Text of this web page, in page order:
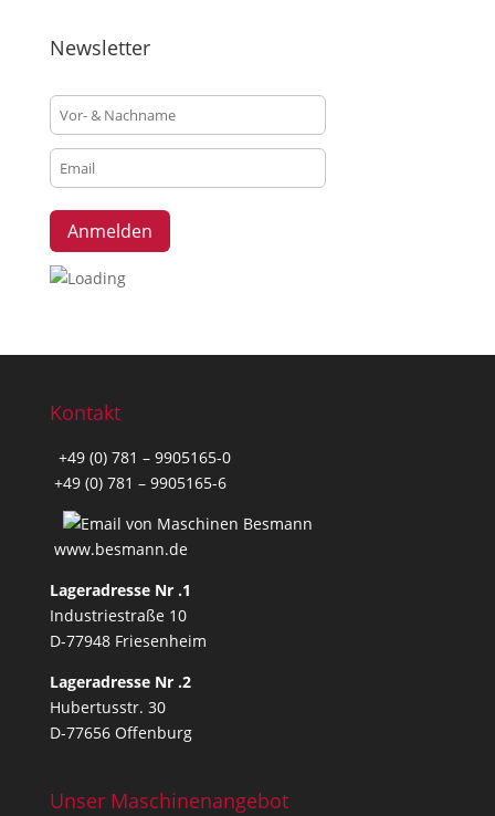
Newsletter
Kontakt
+49 (0) 781 – 9905165-0
+49 (0) 781 – 9905165-6
www.besmann.de
Lageradresse Nr .1
Industriestraße 10
D-77948 Friesenheim
Lageradresse Nr .2
Hubertusstr. 30
D-77656 Offenburg
Unser Maschinenangebot